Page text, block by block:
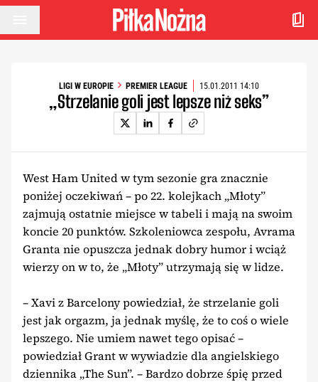
Przejdź do treści
LIGI W EUROPIE PREMIER LEAGUE 15.01.2011 14:10
„Strzelanie goli jest lepsze niż seks”
West Ham United w tym sezonie gra znacznie
poniżej oczekiwań – po 22. kolejkach „Młoty”
zajmują ostatnie miejsce w tabeli i mają na swoim
koncie 20 punktów. Szkoleniowca zespołu, Avrama
Granta nie opuszcza jednak dobry humor i wciąż
wierzy on w to, że „Młoty” utrzymają się w lidze.
– Xavi z Barcelony powiedział, że strzelanie goli
jest jak orgazm, ja jednak myślę, że to coś o wiele
lepszego. Nie umiem nawet tego opisać –
powiedział Grant w wywiadzie dla angielskiego
dziennika „The Sun”. – Bardzo dobrze śpię przed